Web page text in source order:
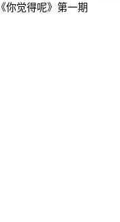
《你觉得呢》第一期